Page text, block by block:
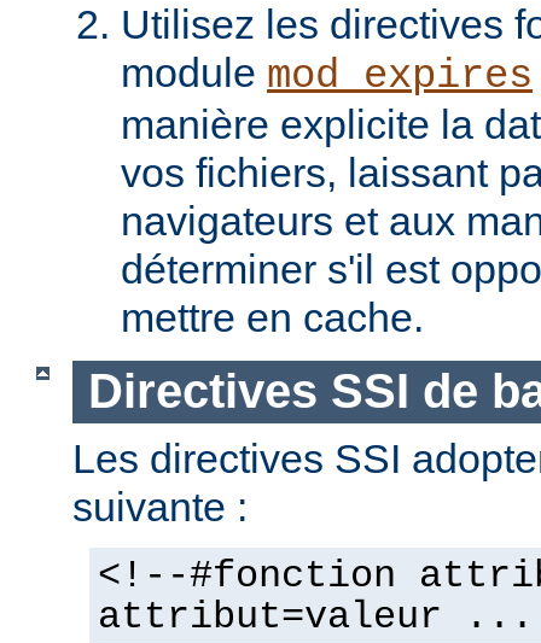
Utilisez les directives
module mod_expires
manière explicite la
vos fichiers, laissant
navigateurs et aux
déterminer s'il est
mettre en cache.
Directives SSI de
Les directives SSI
suivante :
<!--#fonction
attribut=valeur